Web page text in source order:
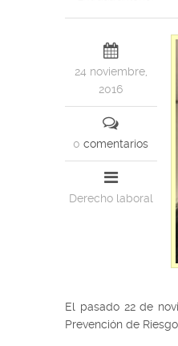
24 noviembre,
2016
0 comentarios
Derecho laboral
El pasado 22 de
Prevención de